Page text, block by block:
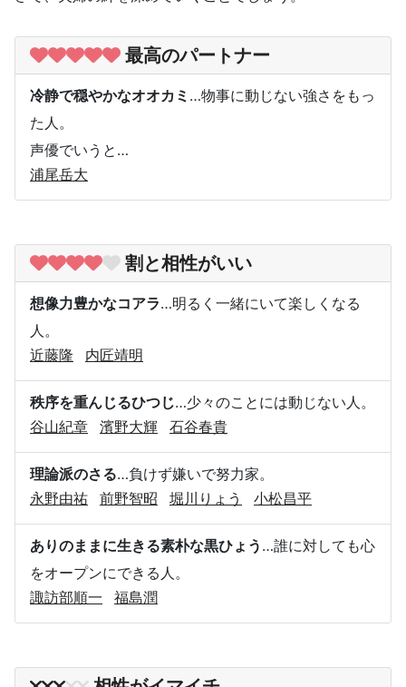
最高のパートナー
冷静で穏やかなオオカミ …物事に動じない強さをもっ
た人。
声優でいうと…
浦尾岳大
割と相性がいい
想像力豊かなコアラ…明るく一緒にいて楽しくなる
人。
近藤隆
内匠靖明
秩序を重んじるひつじ…少々のことには動じない人。
谷山紀章
濱野大輝 石谷春貴
理論派のさる…負けず嫌いで努力家。
永野由祐
前野智昭 堀川りょう 小松昌平
ありのままに生きる素朴な黒ひょう …誰に対しても心
をオープンにできる人。
諏訪部順一
福島潤